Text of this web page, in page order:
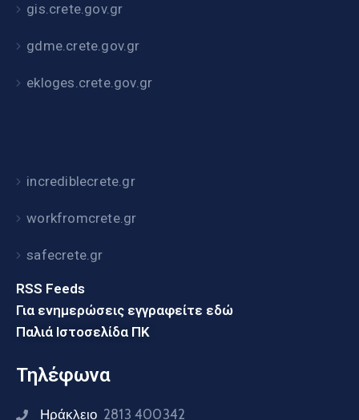
gis.crete.gov.gr
gdme.crete.gov.gr
ekloges.crete.gov.gr
incrediblecrete.gr
workfromcrete.gr
safecrete.gr
RSS Feeds
Για ενημερώσεις εγγραφείτε εδώ
Παλιά Ιστοσελίδα ΠΚ
Τηλέφωνα
Ηράκλειο 2813 400342